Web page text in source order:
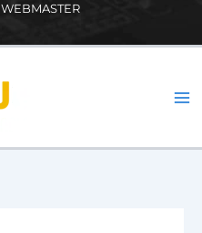
WEBMASTER